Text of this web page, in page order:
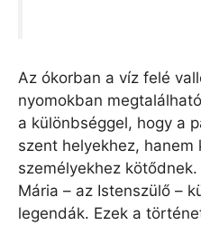
Az ókorban a víz felé
nyomokban
a különbséggel, hogy a
szent helyekhez, hanem
személyekhez
Mária – az Istenszülő –
legendák. Ezek a